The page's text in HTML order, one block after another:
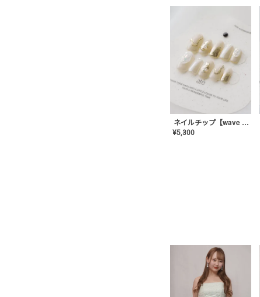
ネイルチップ【wave mirror】AE-CONA-04
¥5,300